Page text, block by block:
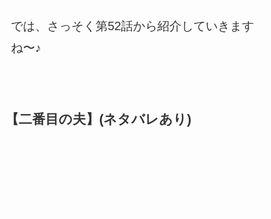
では、さっそく第52話から紹介していきます
ね〜♪
【二番目の夫】(ネタバレあり)